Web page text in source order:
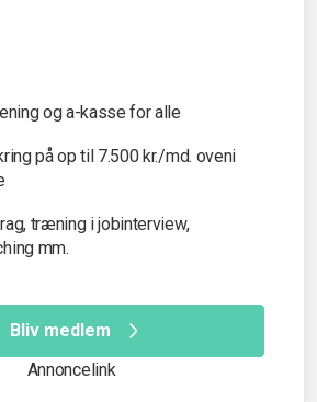
og a-kasse for alle
på op til 7.500 kr./md. oveni
træning i jobinterview,
mm.
Bliv medlem
Annoncelink